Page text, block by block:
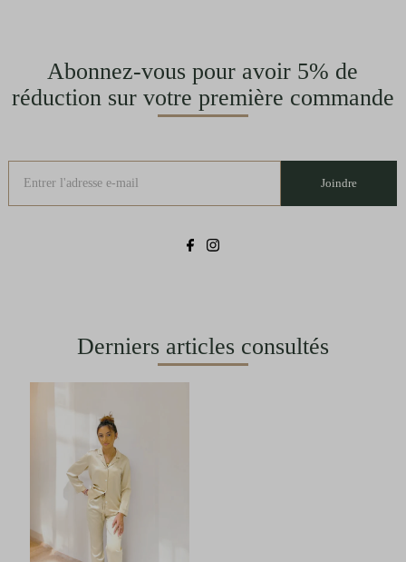
Abonnez-vous pour avoir 5% de
réduction sur votre première commande
Joindre
Derniers articles consultés